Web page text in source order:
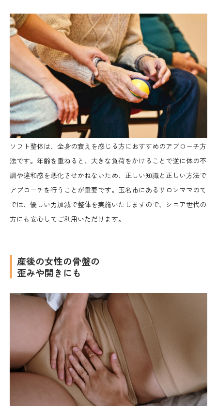
ソフト整体は、全身の衰えを感じる方におすすめのアプローチ方
法です。年齢を重ねると、大きな負荷をかけることで逆に体の不
調や違和感を悪化させかねないため、正しい知識と正しい方法で
アプローチを行うことが重要です。玉名市にあるサロンママのて
では、優しい力加減で整体を実施いたしますので、シニア世代の
方にも安心してご利用いただけます。
産後の女性の骨盤の
歪みや開きにも